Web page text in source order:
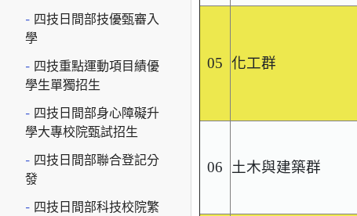
四技日間部技優甄審入
學
四技重點運動項目績優
學生單獨招生
四技日間部身心障礙升
學大專校院甄試招生
四技日間部聯合登記分
發
四技日間部科技校院繁
05 化工群
06 土木與建築群